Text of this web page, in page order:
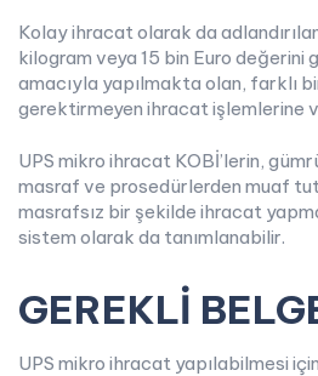
Kolay ihracat olarak da
kilogram veya 15 bin Euro değerini
amacıyla yapılmakta olan, farklı
gerektirmeyen ihracat işlemlerine
UPS mikro ihracat KOBİ’lerin,
masraf ve prosedürlerden muaf
masrafsız bir şekilde ihracat
sistem olarak da tanımlanabilir.
GEREKLİ
UPS mikro ihracat yapılabilmesi